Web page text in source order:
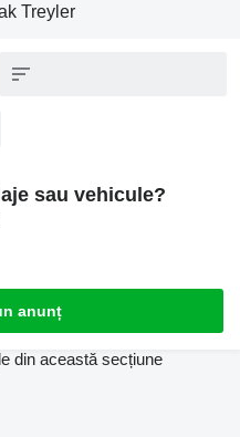
Treyler
sau vehicule?
anunț
din această secțiune